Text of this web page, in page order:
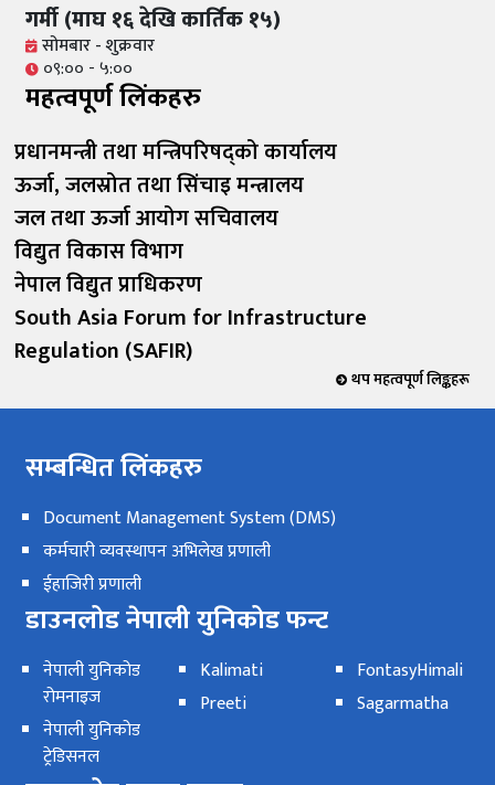
गर्मी (माघ १६ देखि कार्तिक १५)
सोमबार - शुक्रवार
०९:०० - ५:००
महत्वपूर्ण लिंकहरु
प्रधानमन्त्री तथा मन्त्रिपरिषद्को कार्यालय
ऊर्जा, जलस्रोत तथा सिंचाइ मन्त्रालय
जल तथा ऊर्जा आयोग सचिवालय
विद्युत विकास विभाग
नेपाल विद्युत प्राधिकरण
South Asia Forum for Infrastructure
Regulation (SAFIR)
थप महत्वपूर्ण लिङ्कहरू
सम्बन्धित लिंकहरु
Document Management System (DMS)
कर्मचारी व्यवस्थापन अभिलेख प्रणाली
ईहाजिरी प्रणाली
डाउनलोड नेपाली युनिकोड फन्ट
नेपाली युनिकोड
रोमनाइज
नेपाली युनिकोड
ट्रेडिसनल
Kalimati
Preeti
FontasyHimali
Sagarmatha